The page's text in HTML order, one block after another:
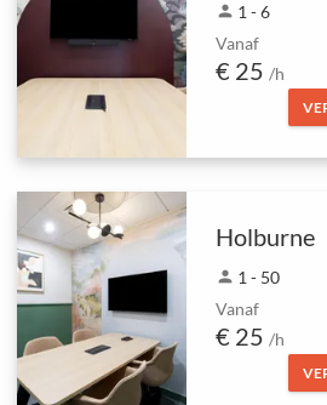
person 1 - 6
Vanaf
€ 25 /h
Holburne
person 1 - 50
Vanaf
€ 25 /h